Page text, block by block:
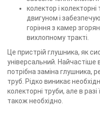
колектор і колекторні
двигуном і
горіння з камер
вихлопному тракті.
Це пристрій глушника, як
універсальний. Найчастіше
потрібна заміна глушника,
труб. Рідко виникає
колекторні труби, але в
також необхідно.